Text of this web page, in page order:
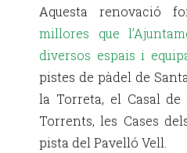
Aquesta renovació
millores que
diversos espais i
pistes de pàdel de
la Torreta, el Casal de
Torrents, les Cases
pista del Pavelló Vell.